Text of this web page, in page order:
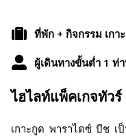
ที่พัก + กิจกรรม เกา
ผู้เดินทางขั้นต่ำ 1 ท่
ไฮไลท์แพ็คเกจทัวร์
เกาะกูด พาราไดซ์ บีช เ